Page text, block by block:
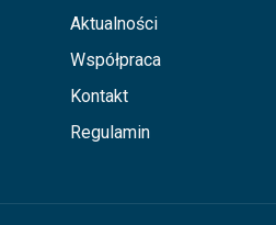
Aktualności
Współpraca
Kontakt
Regulamin